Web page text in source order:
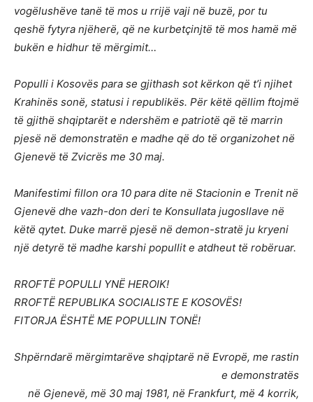
vogëlushëve tanë të mos u rrijë vaji në buzë, por tu
qeshë fytyra njëherë, që ne kurbetçinjtë të mos hamë më
bukën e hidhur të mërgimit…
Populli i Kosovës para se gjithash sot kërkon që t’i njihet
Krahinës sonë, statusi i republikës. Për këtë qëllim ftojmë
të gjithë shqiptarët e ndershëm e patriotë që të marrin
pjesë në demonstratën e madhe që do të organizohet në
Gjenevë të Zvicrës me 30 maj.
Manifestimi fillon ora 10 para dite në Stacionin e Trenit në
Gjenevë dhe vazh-don deri te Konsullata jugosllave në
këtë qytet. Duke marrë pjesë në demon-stratë ju kryeni
një detyrë të madhe karshi popullit e atdheut të robëruar.
RROFTË POPULLI YNË HEROIK!
RROFTË REPUBLIKA SOCIALISTE E KOSOVËS!
FITORJA ËSHTË ME POPULLIN TONË!
Shpërndarë mërgimtarëve shqiptarë në Evropë, me rastin
e demonstratës
në Gjenevë, më 30 maj 1981, në Frankfurt, më 4 korrik,